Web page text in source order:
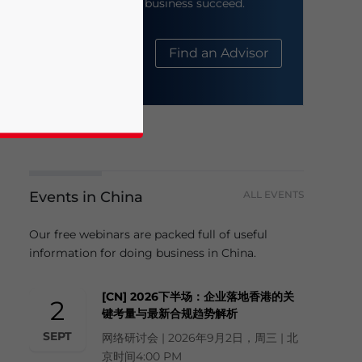
help your business succeed.
Find an Advisor
Events in China ALL EVENTS
Our free webinars are packed full of useful
information for doing business in China.
2
SEPT
[CN] 2026下半场：企业落地香港的关
键考量与最新合规趋势解析
网络研讨会 | 2026年9月2日，周三 | 北
京时间4:00 PM
news and updates for Asia!